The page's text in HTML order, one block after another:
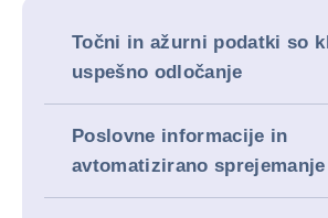
Točni in ažurni podatki so
uspešno odločanje
Poslovne informacije in
avtomatizirano